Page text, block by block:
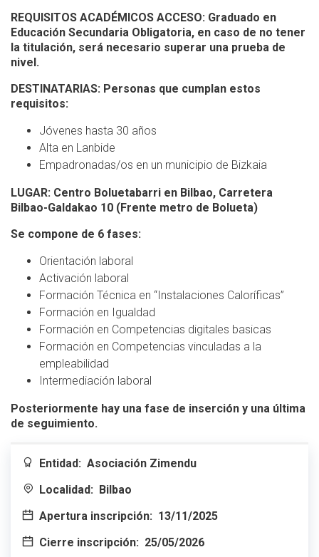
REQUISITOS ACADÉMICOS ACCESO: Graduado en
Educación Secundaria Obligatoria, en caso de no tener
la titulación, será necesario superar una prueba de
nivel.
DESTINATARIAS: Personas que cumplan estos
requisitos:
Jóvenes hasta 30 años
Alta en Lanbide
Empadronadas/os en un municipio de Bizkaia
LUGAR: Centro Boluetabarri en Bilbao, Carretera
Bilbao-Galdakao 10 (Frente metro de Bolueta)
Se compone de 6 fases:
Orientación laboral
Activación laboral
Formación Técnica en “Instalaciones Caloríficas”
Formación en Igualdad
Formación en Competencias digitales basicas
Formación en Competencias vinculadas a la
empleabilidad
Intermediación laboral
Posteriormente hay una fase de inserción y una última
de seguimiento.
Entidad: Asociación Zimendu
Localidad: Bilbao
Apertura inscripción: 13/11/2025
Cierre inscripción: 25/05/2026